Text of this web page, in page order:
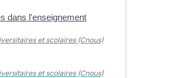
dans l'enseignement
et scolaires (Cnous)
et scolaires (Cnous)